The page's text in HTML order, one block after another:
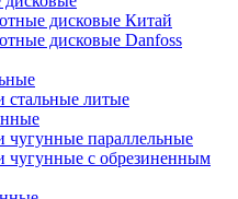
дисковые Китай
дисковые Danfoss
стальные литые
чугунные параллельные
чугунные с обрезиненным